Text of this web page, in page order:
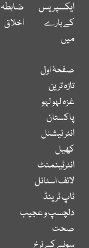
ایکسپریس
کے بارے
میں
ضابطہ
اخلاق
صفحۂ اول
تازہ ترین
غزہ لہو لہو
پاکستان
انٹر نیشنل
کھیل
انٹرٹینمنٹ
لائف اسٹائل
ٹاپ ٹرینڈ
دلچسپ و عجیب
صحت
سونے کے نرخ